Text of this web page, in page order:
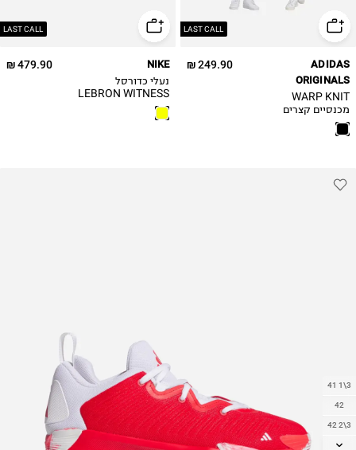
LAST CALL
249.90 ₪
ADIDAS
ORIGINALS
WARP KNIT
מכנסיים קצרים
LAST CALL 45
46
479.90 ₪ NIKE
נעלי כדורסל
LEBRON WITNESS
IX / גברים
41 1\3
42
42 2\3
43 1\3